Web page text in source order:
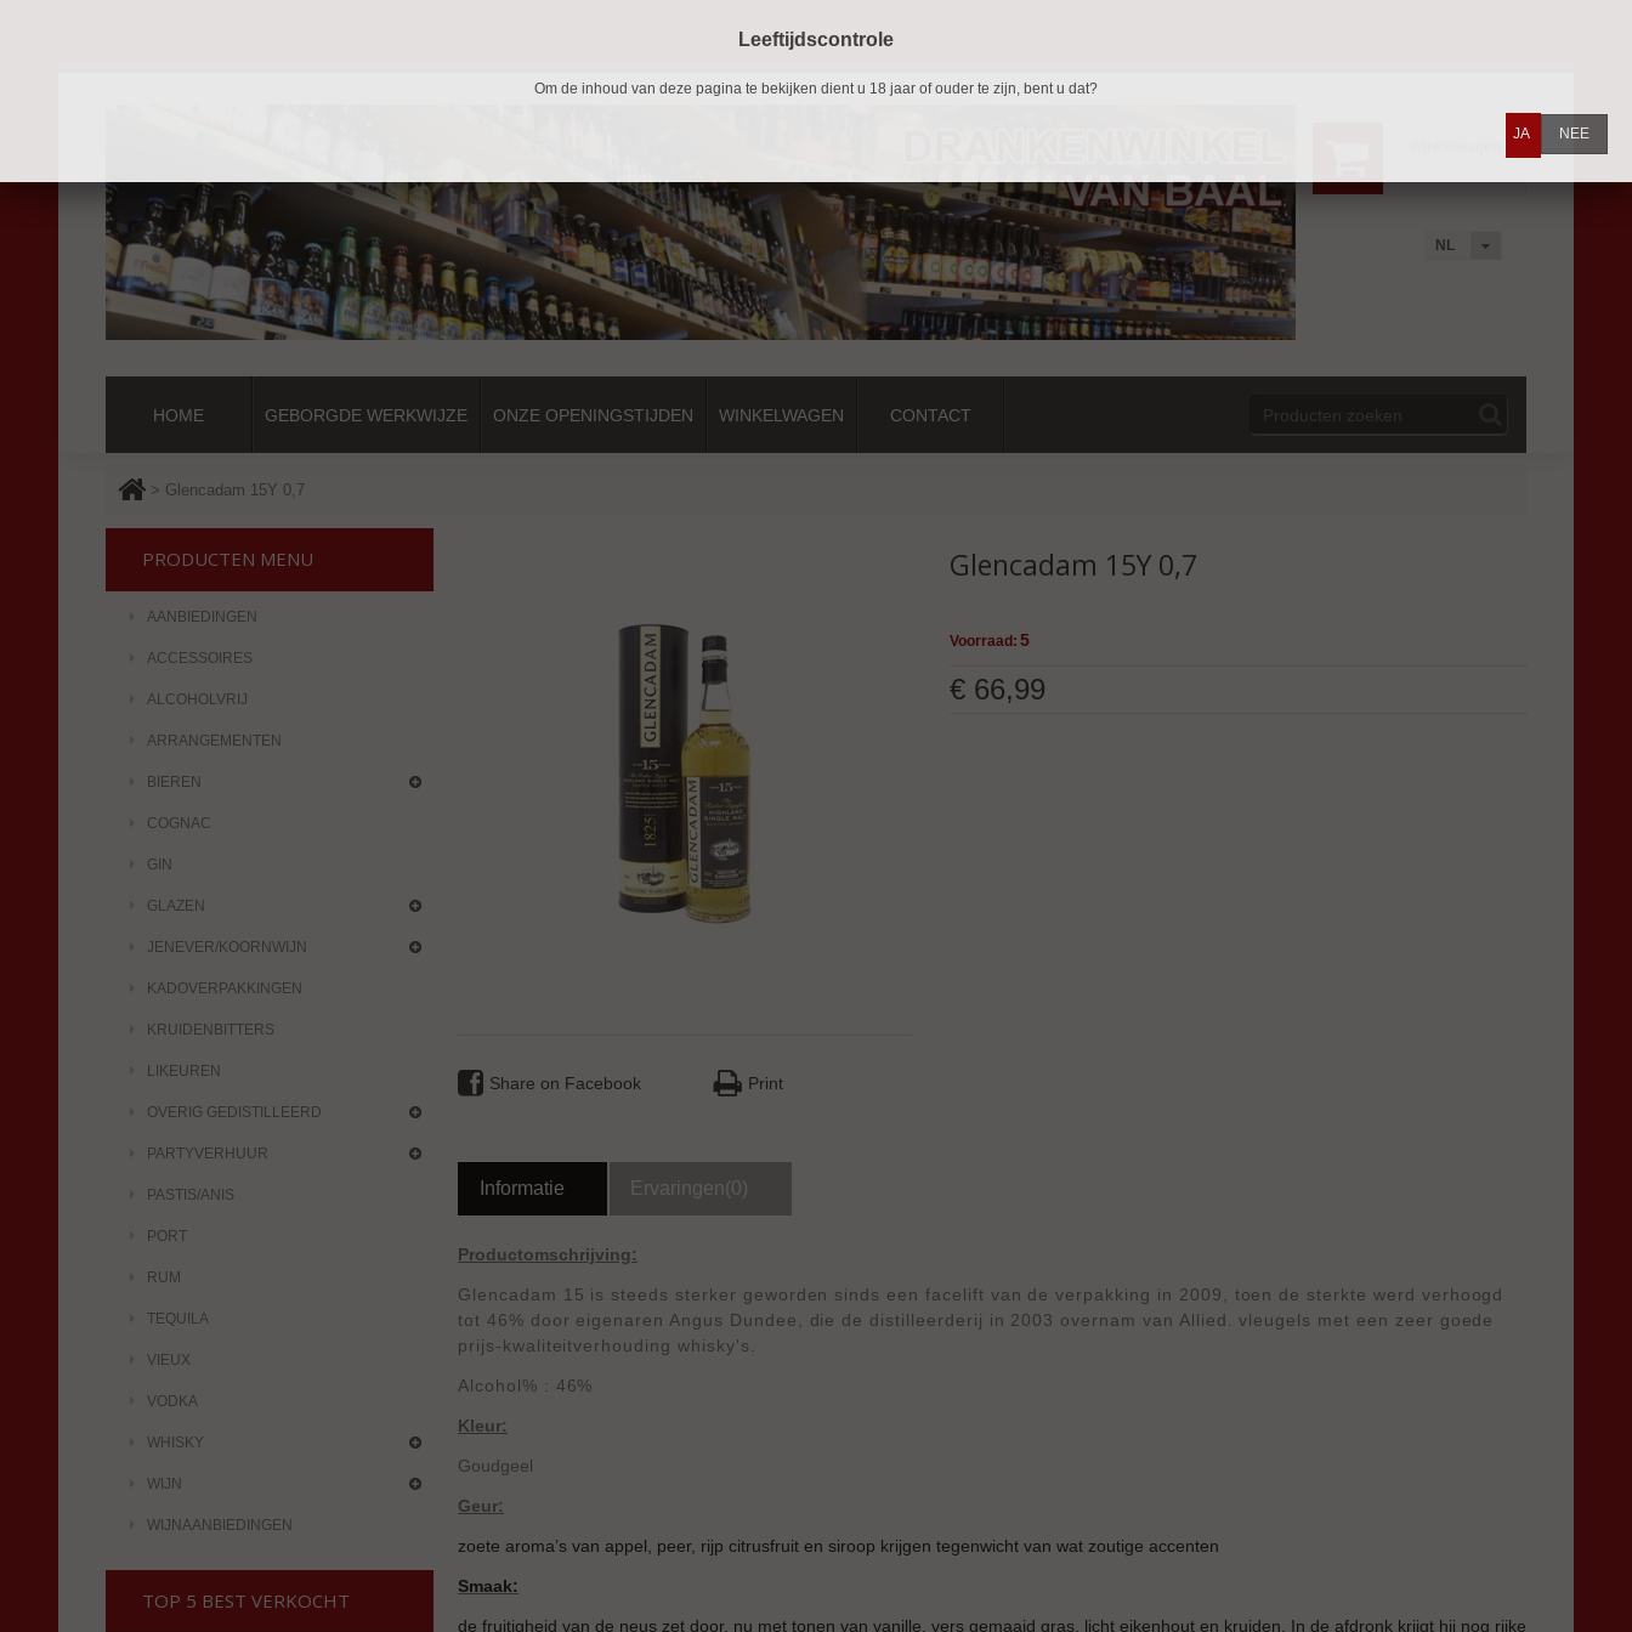
NL
HOME GEBORGDE WERKWIJZE ONZE OPENINGSTIJDEN WINKELWAGEN CONTACT
> Glencadam 15Y 0,7
Share on Facebook Print
Glencadam 15Y 0,7
Voorraad: 5
€ 66,99
Informatie Ervaringen(0)
Productomschrijving:
Glencadam 15 is steeds sterker geworden sinds een facelift van de verpakking in 2009, toen de sterkte werd verhoogd
tot 46% door eigenaren Angus Dundee, die de distilleerderij in 2003 overnam van Allied. vleugels met een zeer goede
prijs-kwaliteitverhouding whisky's.
Alcohol% : 46%
Kleur:
Goudgeel
Geur:
zoete aroma’s van appel, peer, rijp citrusfruit en siroop krijgen tegenwicht van wat zoutige accenten
Smaak:
de fruitigheid van de neus zet door, nu met tonen van vanille, vers gemaaid gras, licht eikenhout en kruiden. In de afdronk krijgt hij nog rijke
PRODUCTEN MENU
AANBIEDINGEN
ACCESSOIRES
ALCOHOLVRIJ
ARRANGEMENTEN
BIEREN
COGNAC
GIN
GLAZEN
JENEVER/KOORNWIJN
KADOVERPAKKINGEN
KRUIDENBITTERS
LIKEUREN
OVERIG GEDISTILLEERD
PARTYVERHUUR
PASTIS/ANIS
PORT
RUM
TEQUILA
VIEUX
VODKA
WHISKY
WIJN
WIJNAANBIEDINGEN
TOP 5 BEST VERKOCHT
Leeftijdscontrole
Om de inhoud van deze pagina te bekijken dient u 18 jaar of ouder te zijn, bent u dat?
JA NEE